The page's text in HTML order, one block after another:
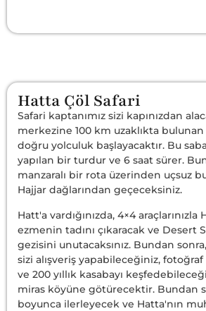
Hatta Çöl Safari
Safari kaptanımız sizi kapınızdan
merkezine 100 km uzaklıkta bulunan
doğru yolculuk başlayacaktır. Bu
yapılan bir turdur ve 6 saat sürer.
manzaralı bir rota üzerinden uçsuz
Hajjar dağlarından geçeceksiniz.
Hatt'a vardığınızda, 4×4 araçlarınızla
ezmenin tadını çıkaracak ve Desert
gezisini unutacaksınız. Bundan
sizi alışveriş yapabileceğiniz,
ve 200 yıllık kasabayı
miras köyüne götürecektir. Bundan
boyunca ilerleyecek ve Hatta'nın